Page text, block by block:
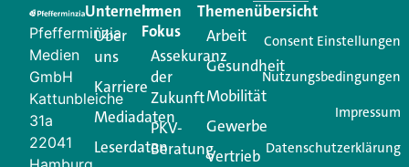
Creator für Ihre Kundenkommunikation. Alles, was
Ihren Vertriebsalltag leichter macht. Mit nur einem
Login.
Jetzt anmelden
Pfefferminzia
Medien
GmbH
Kattunbleiche
31a
22041
Unternehmen
Über
uns
Karriere
Mediadaten
Leserdaten
Im
Fokus
Assekuranz
der
Zukunft
PKV-
Beratung
Themenübersicht
Arbeit
Gesundheit
Mobilität
Gewerbe
Vertrieb
Consent Einstellungen
Nutzungsbedingungen
Impressum
Datenschutzerklärung